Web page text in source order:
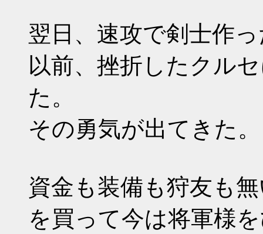
翌日、速攻で剣士作
以前、挫折したクル
た。
その勇気が出てきた。
資金も装備も狩友も
を買って今は将軍様